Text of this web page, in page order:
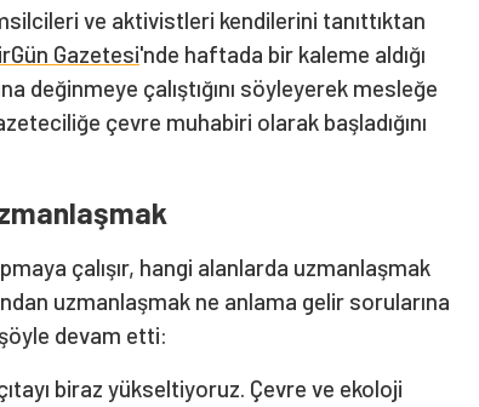
ve aktivistleri kendilerini tanıttıktan
Gazetesi'nde haftada bir kaleme aldığı
değinmeye çalıştığını söyleyerek mesleğe
çevre muhabiri olarak başladığını
çalışır, hangi alanlarda uzmanlaşmak
uzmanlaşmak ne anlama gelir sorularına
devam etti:
biraz yükseltiyoruz. Çevre ve ekoloji